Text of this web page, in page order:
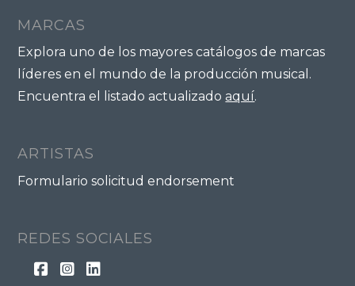
MARCAS
Explora uno de los mayores catálogos de marcas
líderes en el mundo de la producción musical.
Encuentra el listado actualizadoaquí.
ARTISTAS
Formulario solicitud endorsement
REDES SOCIALES